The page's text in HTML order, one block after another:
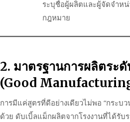
ระบุชื่อผู้ผลิตและผู้จัดจำห
กฎหมาย
2. มาตรฐานการผลิตระ
(Good
การมีแค่สูตรที่ดีอย่างเดียวไม่พอ “กระบ
ด้วย ดับเบิ้ลแม็กผลิตจากโรงงานที่ได้รับ